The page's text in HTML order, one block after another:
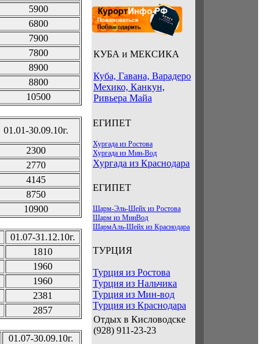
5900
6800
7900
7800
8900
8800
10500
01.01-30.09.10г.
2300
2770
4145
8750
10900
01.07-31.12.10г.
1810
1960
1960
2381
2857
01.07-30.09.10г.
КУБА и МЕКСИКА
Куба, Гавана, Варадеро
Мехико, Канкун,
Ривьера Майа
ЕГИПЕТ
Хургада из Ростова
Хургада из Мин-Вод
Хургада из Краснодара
ЕГИПЕТ
Шарм-Эль-Шейх из Ростова
Шарм из МинВод
ШармАль-Шейх из Краснодара
ТУРЦИЯ
Турция из Ростова
Турция из Нальчика
Турция из Мин-вод
Турция из Краснодара
Отдых в Кисловодске
(928) 911-23-23